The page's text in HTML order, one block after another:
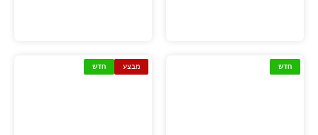
חדש מבצע חדש